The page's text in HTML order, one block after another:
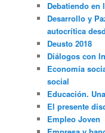
Debatiendo en
Desarrollo y
autocrítica
Deusto 2018
Diálogos con
Economía
social
Educación.
El presente
Empleo Joven